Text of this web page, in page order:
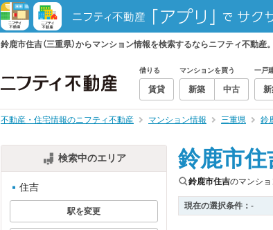
鈴鹿市住吉（三重県）からマンション情報を検索するならニフティ不動
借りる
賃貸
マンションを買う
新築 中古
一戸
新
不動産・住宅情報のニフティ不動産 マンション情報 三重県 鈴
検索中のエリア
住吉
駅を変更
鈴鹿市住
鈴鹿市住吉のマンショ
現在の選択条件： -